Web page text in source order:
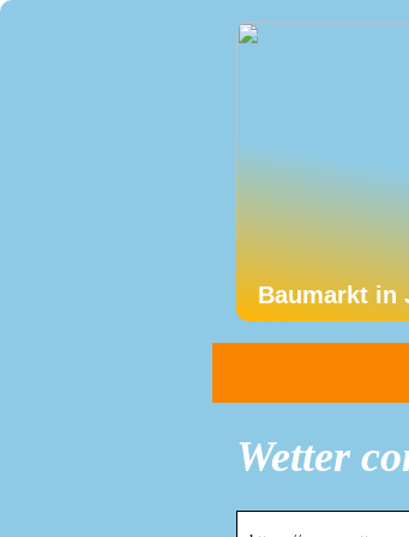
Baumarkt in
Wetter